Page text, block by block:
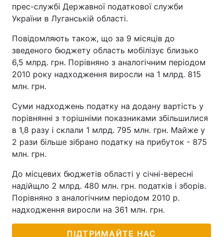
прес-службі Державної податкової служби
України в Луганській області.
Повідомляють також, що за 9 місяців до
зведеного бюджету область мобілізує близько
6,5 млрд. грн. Порівняно з аналогічним періодом
2010 року надходження виросли на 1 млрд. 815
млн. грн.
Суми надходжень податку на додану вартість у
порівнянні з торішніми показниками збільшилися
в 1,8 разу і склали 1 млрд. 795 млн. грн. Майже у
2 рази більше зібрано податку на прибуток - 875
млн. грн.
До місцевих бюджетів області у січні-вересні
надійщло 2 млрд. 480 млн. грн. податків і зборів.
Порівняно з аналогічним періодом 2010 р.
надходження виросли на 361 млн. грн.
ПІДТРИМАЙТЕ НАС